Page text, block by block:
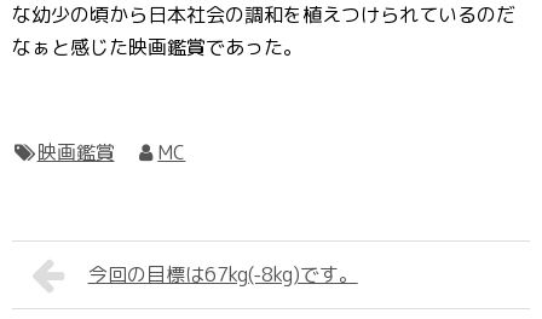
な幼少の頃から日本社会の調和を植えつけられているのだ
なぁと感じた映画鑑賞であった。
映画鑑賞 MC
今回の目標は67kg(-8kg)です。